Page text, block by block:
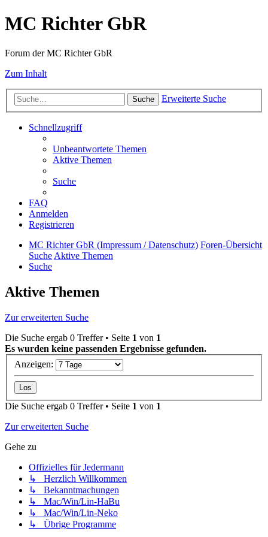
MC Richter GbR
Forum der MC Richter GbR
Zum Inhalt
Suche Erweiterte Suche
Schnellzugriff
Unbeantwortete Themen
Aktive Themen
Suche
FAQ
Anmelden
Registrieren
MC Richter GbR (Impressum / Datenschutz) Foren-Übersicht
SucheAktive Themen
Suche
Aktive Themen
Zur erweiterten Suche
Die Suche ergab 0 Treffer • Seite 1 von 1
Es wurden keine passenden Ergebnisse gefunden.
Anzeigen:
Die Suche ergab 0 Treffer • Seite 1 von 1
Zur erweiterten Suche
Gehe zu
Offizielles für Jedermann
↳ Herzlich Willkommen
↳ Bekanntmachungen
↳ Mac/Win/Lin-HaBu
↳ Mac/Win/Lin-Neko
↳ Übrige Programme